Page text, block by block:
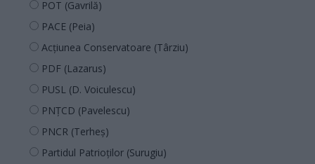
POT (Gavrilă)
PACE (Peia)
Acțiunea Conservatoare (Târziu)
PDF (Lazarus)
PUSL (D. Voiculescu)
PNȚCD (Pavelescu)
PNCR (Terheș)
Partidul Patrioților (Surugiu)